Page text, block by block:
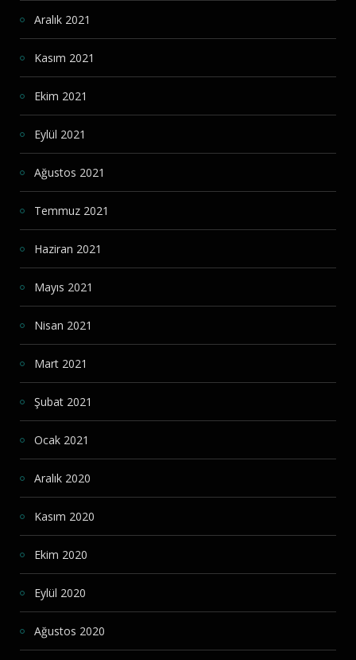
Aralık 2021
Kasım 2021
Ekim 2021
Eylül 2021
Ağustos 2021
Temmuz 2021
Haziran 2021
Mayıs 2021
Nisan 2021
Mart 2021
Şubat 2021
Ocak 2021
Aralık 2020
Kasım 2020
Ekim 2020
Eylül 2020
Ağustos 2020